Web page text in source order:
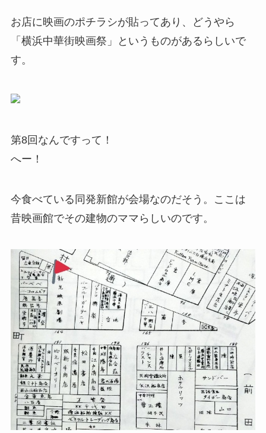
お店に映画のポチラシが貼ってあり、どうやら
「横浜中華街映画祭」というものがあるらしいで
す。
第8回なんですって！
へー！
今食べている同発新館が会場なのだそう。ここは
昔映画館でその建物のママらしいのです。